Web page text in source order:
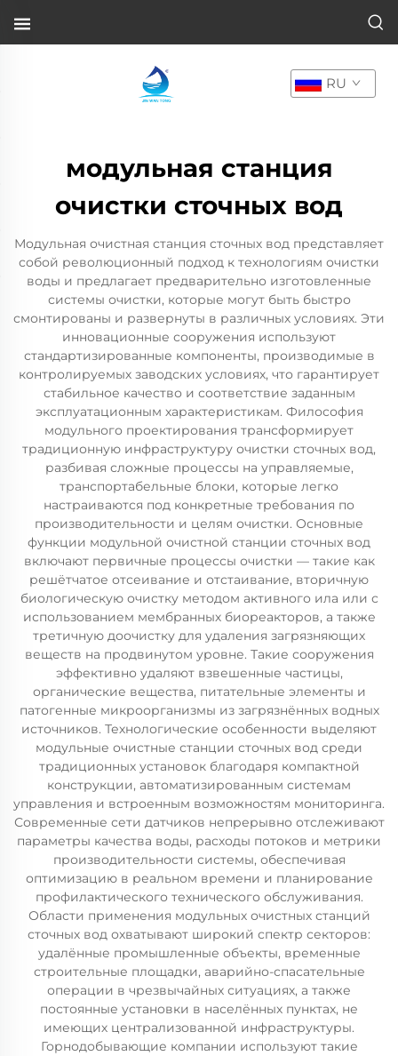
RU
модульная станция
очистки сточных вод
Модульная очистная станция сточных вод представляет
собой революционный подход к технологиям очистки
воды и предлагает предварительно изготовленные
системы очистки, которые могут быть быстро
смонтированы и развернуты в различных условиях. Эти
инновационные сооружения используют
стандартизированные компоненты, производимые в
контролируемых заводских условиях, что гарантирует
стабильное качество и соответствие заданным
эксплуатационным характеристикам. Философия
модульного проектирования трансформирует
традиционную инфраструктуру очистки сточных вод,
разбивая сложные процессы на управляемые,
транспортабельные блоки, которые легко
настраиваются под конкретные требования по
производительности и целям очистки. Основные
функции модульной очистной станции сточных вод
включают первичные процессы очистки — такие как
решётчатое отсеивание и отстаивание, вторичную
биологическую очистку методом активного ила или с
использованием мембранных биореакторов, а также
третичную доочистку для удаления загрязняющих
веществ на продвинутом уровне. Такие сооружения
эффективно удаляют взвешенные частицы,
органические вещества, питательные элементы и
патогенные микроорганизмы из загрязнённых водных
источников. Технологические особенности выделяют
модульные очистные станции сточных вод среди
традиционных установок благодаря компактной
конструкции, автоматизированным системам
управления и встроенным возможностям мониторинга.
Современные сети датчиков непрерывно отслеживают
параметры качества воды, расходы потоков и метрики
производительности системы, обеспечивая
оптимизацию в реальном времени и планирование
профилактического технического обслуживания.
Области применения модульных очистных станций
сточных вод охватывают широкий спектр секторов:
удалённые промышленные объекты, временные
строительные площадки, аварийно-спасательные
операции в чрезвычайных ситуациях, а также
постоянные установки в населённых пунктах, не
имеющих централизованной инфраструктуры.
Горнодобывающие компании используют такие